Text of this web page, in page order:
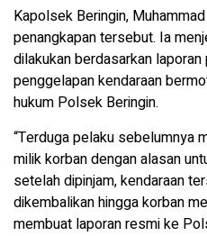
Kapolsek Beringin,
penangkapan tersebut. Ia
dilakukan berdasarkan
penggelapan kendaraan
hukum Polsek Beringin.
“Terduga pelaku sebelumnya
milik korban dengan alasan
setelah dipinjam, kendaraan
dikembalikan hingga korban
membuat laporan resmi ke